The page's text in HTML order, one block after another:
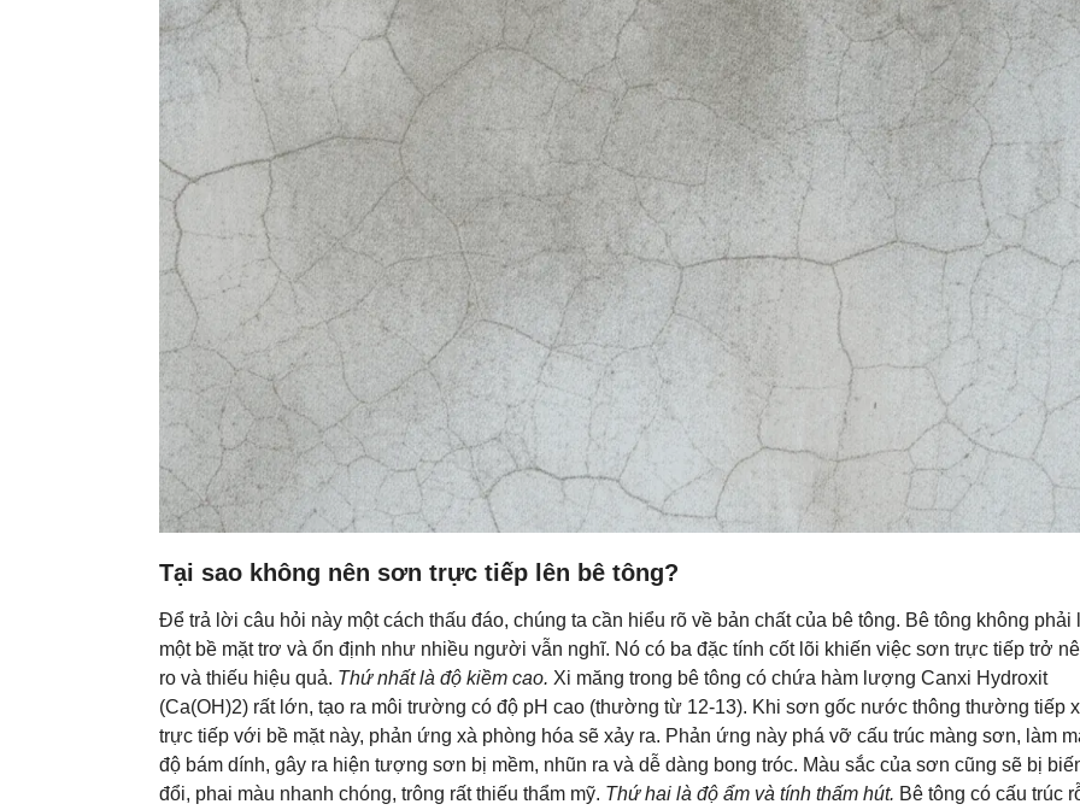
Tại sao không nên sơn trực tiếp lên bê tông?
Để trả lời câu hỏi này một cách thấu đáo, chúng ta cần hiểu rõ về bản chất của bê tông. Bê tông không phải
một bề mặt trơ và ổn định như nhiều người vẫn nghĩ. Nó có ba đặc tính cốt lõi khiến việc sơn trực tiếp trở
ro và thiếu hiệu quả. Thứ nhất là độ kiềm cao. Xi măng trong bê tông có chứa hàm lượng Canxi Hydroxit
(Ca(OH)2) rất lớn, tạo ra môi trường có độ pH cao (thường từ 12-13). Khi sơn gốc nước thông thường tiếp
trực tiếp với bề mặt này, phản ứng xà phòng hóa sẽ xảy ra. Phản ứng này phá vỡ cấu trúc màng sơn, làm
độ bám dính, gây ra hiện tượng sơn bị mềm, nhũn ra và dễ dàng bong tróc. Màu sắc của sơn cũng sẽ bị
đổi, phai màu nhanh chóng, trông rất thiếu thẩm mỹ. Thứ hai là độ ẩm và tính thấm hút. Bê tông có cấu trúc